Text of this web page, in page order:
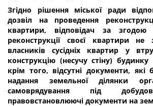
Згідно рішення міської ради
дозвіл на проведення
квартири, відповідач за згодою
реконструкції своєї квартири не
власників сусідніх квартир у
конструкцію (несучу стіну)
крім того, відсутні документи, які
надання земельної ділянки
самоврядування під
правовстановлюючі документи на